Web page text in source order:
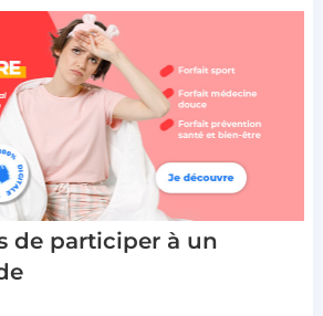
de participer à un